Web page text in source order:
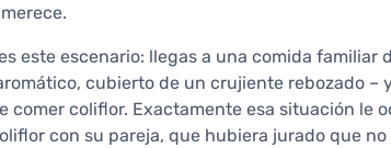
este escenario: llegas a una comida
cubierto de un crujiente rebozado –
comer coliflor. Exactamente esa situación le
con su pareja, que hubiera jurado que